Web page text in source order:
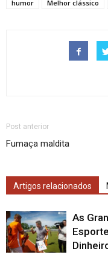
humor
Melhor clássico
Post anterior
Fumaça maldita
Artigos relacionados
As